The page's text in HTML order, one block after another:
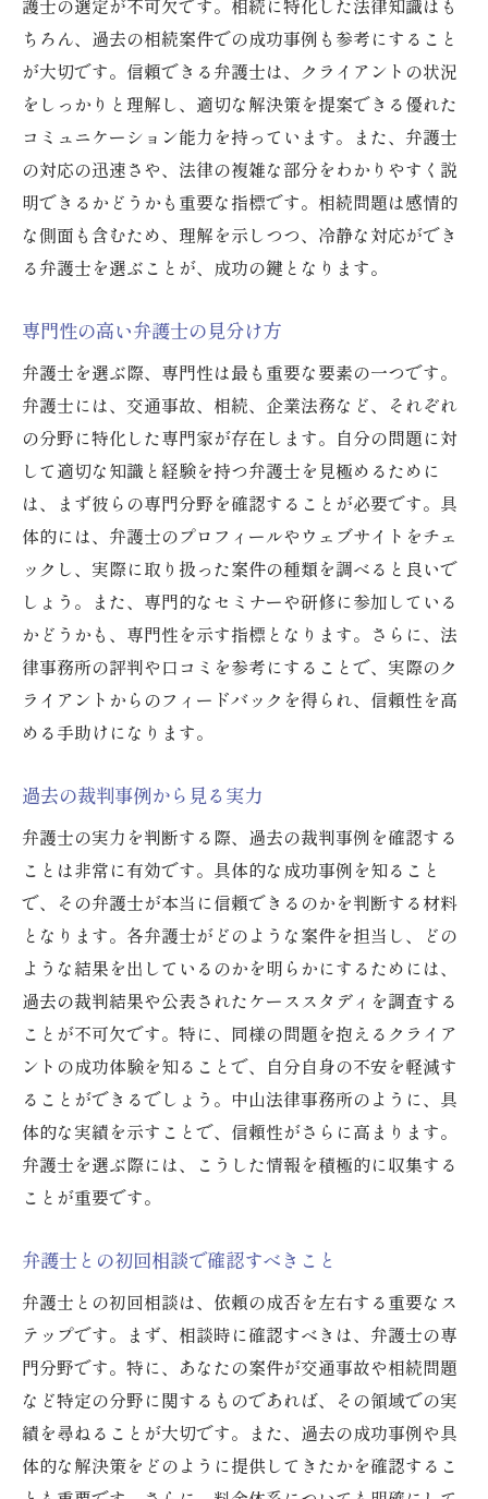
護士の選定が不可欠です。相続に特化した法律知識はも
ちろん、過去の相続案件での成功事例も参考にすること
が大切です。信頼できる弁護士は、クライアントの状況
をしっかりと理解し、適切な解決策を提案できる優れた
コミュニケーション能力を持っています。また、弁護士
の対応の迅速さや、法律の複雑な部分をわかりやすく説
明できるかどうかも重要な指標です。相続問題は感情的
な側面も含むため、理解を示しつつ、冷静な対応ができ
る弁護士を選ぶことが、成功の鍵となります。
専門性の高い弁護士の見分け方
弁護士を選ぶ際、専門性は最も重要な要素の一つです。
弁護士には、交通事故、相続、企業法務など、それぞれ
の分野に特化した専門家が存在します。自分の問題に対
して適切な知識と経験を持つ弁護士を見極めるために
は、まず彼らの専門分野を確認することが必要です。具
体的には、弁護士のプロフィールやウェブサイトをチェ
ックし、実際に取り扱った案件の種類を調べると良いで
しょう。また、専門的なセミナーや研修に参加している
かどうかも、専門性を示す指標となります。さらに、法
律事務所の評判や口コミを参考にすることで、実際のク
ライアントからのフィードバックを得られ、信頼性を高
める手助けになります。
過去の裁判事例から見る実力
弁護士の実力を判断する際、過去の裁判事例を確認する
ことは非常に有効です。具体的な成功事例を知ること
で、その弁護士が本当に信頼できるのかを判断する材料
となります。各弁護士がどのような案件を担当し、どの
ような結果を出しているのかを明らかにするためには、
過去の裁判結果や公表されたケーススタディを調査する
ことが不可欠です。特に、同様の問題を抱えるクライア
ントの成功体験を知ることで、自分自身の不安を軽減す
ることができるでしょう。中山法律事務所のように、具
体的な実績を示すことで、信頼性がさらに高まります。
弁護士を選ぶ際には、こうした情報を積極的に収集する
ことが重要です。
弁護士との初回相談で確認すべきこと
弁護士との初回相談は、依頼の成否を左右する重要なス
テップです。まず、相談時に確認すべきは、弁護士の専
門分野です。特に、あなたの案件が交通事故や相続問題
など特定の分野に関するものであれば、その領域での実
績を尋ねることが大切です。また、過去の成功事例や具
体的な解決策をどのように提供してきたかを確認するこ